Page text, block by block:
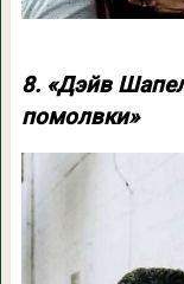
8. «Дэйв
помолвки»